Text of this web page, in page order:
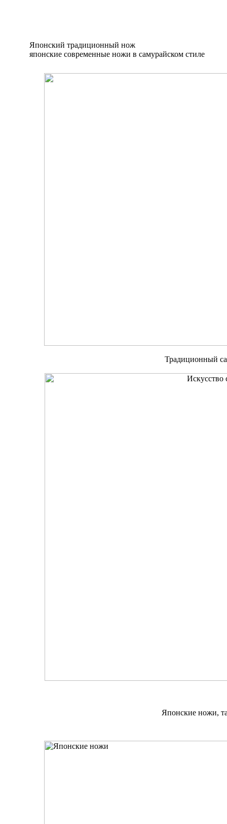
Японский традиционный нож
японские современные ножи в самурайском стиле
Традиционный
Японские ножи,